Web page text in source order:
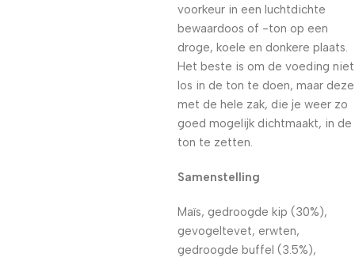
voorkeur in een luchtdichte
bewaardoos of -ton op een
droge, koele en donkere plaats.
Het beste is om de voeding niet
los in de ton te doen, maar deze
met de hele zak, die je weer zo
goed mogelijk dichtmaakt, in de
ton te zetten.
Samenstelling
Maïs, gedroogde kip (30%),
gevogeltevet, erwten,
gedroogde buffel (3.5%),